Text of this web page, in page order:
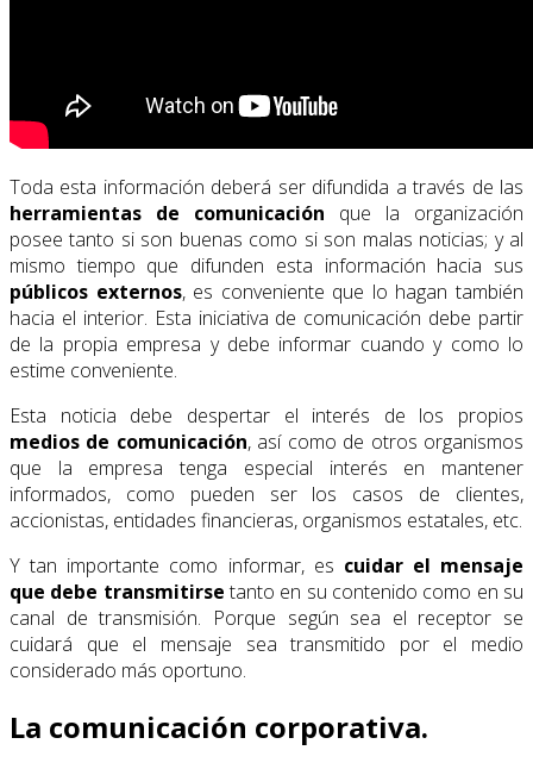
Toda esta información deberá ser difundida a través de las
herramientas de comunicación que la organización
posee tanto si son buenas como si son malas noticias; y al
mismo tiempo que difunden esta información hacia sus
públicos externos, es conveniente que lo hagan también
hacia el interior. Esta iniciativa de comunicación debe partir
de la propia empresa y debe informar cuando y como lo
estime conveniente.
Esta noticia debe despertar el interés de los propios
medios de comunicación, así como de otros organismos
que la empresa tenga especial interés en mantener
informados, como pueden ser los casos de clientes,
accionistas, entidades financieras, organismos estatales, etc.
Y tan importante como informar, es cuidar el mensaje
que debe transmitirsetanto en su contenido como en su
canal de transmisión. Porque según sea el receptor se
cuidará que el mensaje sea transmitido por el medio
considerado más oportuno.
La comunicación corporativa.